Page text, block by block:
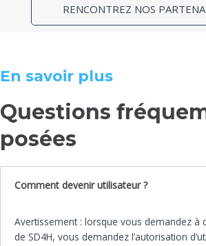
RENCONTREZ NOS
En savoir plus
Questions
posées
Comment devenir utilisateur ?
Avertissement : lorsque vous demandez à
de SD4H, vous demandez l’autorisation